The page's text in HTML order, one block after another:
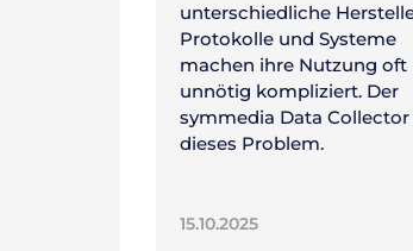
unterschiedliche
Protokolle und Systeme
machen ihre Nutzung oft
unnötig kompliziert. Der
symmedia Data
dieses Problem.
15.10.2025